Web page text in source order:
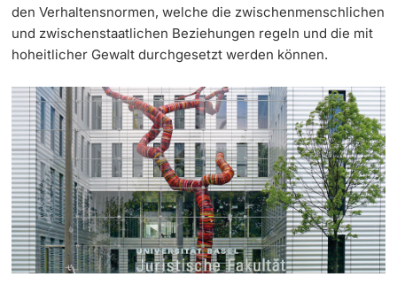
Fördernde & Alumni
weitere Informationen
Studienberatung
Fünf Gründe, in Basel zu studieren
Im Studium
Vorlesungsverzeichnis
Belegen
den Verhaltensnormen, welche die zwischenmenschlichen
und zwischenstaatlichen Beziehungen regeln und die mit
hoheitlicher Gewalt durchgesetzt werden können.